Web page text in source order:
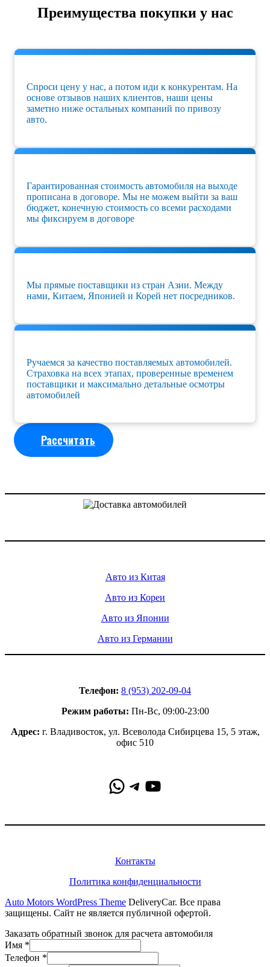
Преимущества покупки у нас
Спроси цену у нас, а потом иди к конкурентам. На
основе отзывов наших клиентов, наши цены
заметно ниже остальных компаний по привозу
авто.
Гарантированная стоимость автомобиля на выходе
прописана в договоре. Мы не можем выйти за ваш
бюджет, конечную стоимость со всеми расходами
мы фиксируем в договоре
Мы прямые поставщики из стран Азии. Между
нами, Китаем, Японией и Корей нет посредников.
Ручаемся за качество поставляемых автомобилей.
Страховка на всех этапах, проверенные временем
поставщики и максимально детальные осмотры
автомобилей
Рассчитать
Авто из Китая
Авто из Кореи
Авто из Японии
Авто из Германии
Телефон: 8 (953) 202-09-04
Режим работы: Пн-Вс, 09:00-23:00
Адрес: г. Владивосток, ул. Всеволода Сибирцева 15, 5 этаж,
офис 510
WhatsApp
Telegram
YouTube
Контакты
Политика конфиденциальности
Auto Motors WordPress Theme DeliveryCar. Все права
защищены. Сайт не является публичной офертой.
Заказать обратный звонок для расчета автомобиля
Имя *
Телефон *